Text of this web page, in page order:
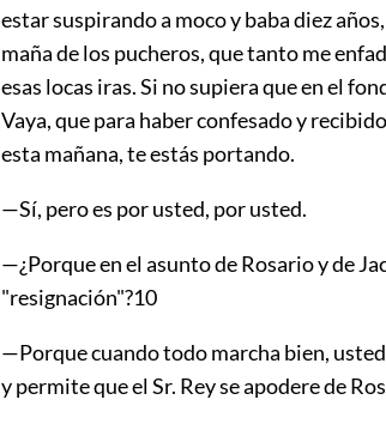
estar suspirando a moco y baba diez
maña de los pucheros, que tanto me
esas locas iras. Si no supiera que en el
Vaya, que para haber confesado y
esta mañana, te estás portando.
—Sí, pero es por usted, por usted.
—¿Porque en el asunto de Rosario y de
"resignación"?10
—Porque cuando todo marcha bien,
y permite que el Sr. Rey se apodere de